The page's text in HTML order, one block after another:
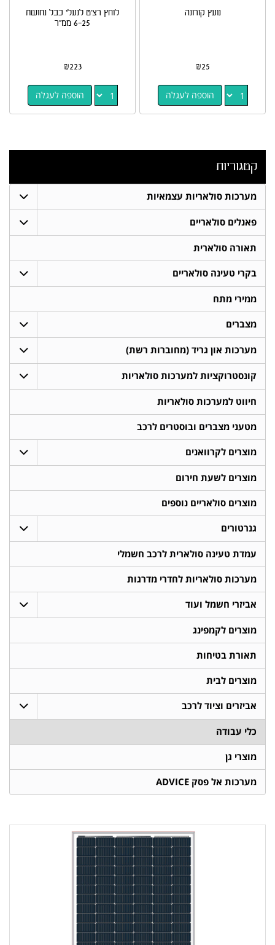
נועץ קורונה
₪25
הוספה לעגלה
לוחץ רצ'ט לנעלי כבל נחושת
6-25 ממ"ר
₪223
הוספה לעגלה
קטגוריות
מערכות סולאריות עצמאיות
פאנלים סולאריים
תאורה סולארית
בקרי טעינה סולאריים
ממירי מתח
מצברים
מערכות און גריד (מחוברות רשת)
קונסטרוקציות למערכות סולאריות
חיווט למערכות סולאריות
מטעני מצברים ובוסטרים לרכב
מוצרים לקרוואנים
מוצרים לשעת חירום
מוצרים סולאריים נוספים
גנרטורים
עמדת טעינה סולארית לרכב חשמלי
מערכות סולאריות לחדרי מדרגות
אביזרי חשמל ועוד
מוצרים לקמפינג
תאורת בטיחות
מוצרים לבית
אביזרים וציוד לרכב
כלי עבודה
מוצרי גן
מערכות אל פסק ADVICE